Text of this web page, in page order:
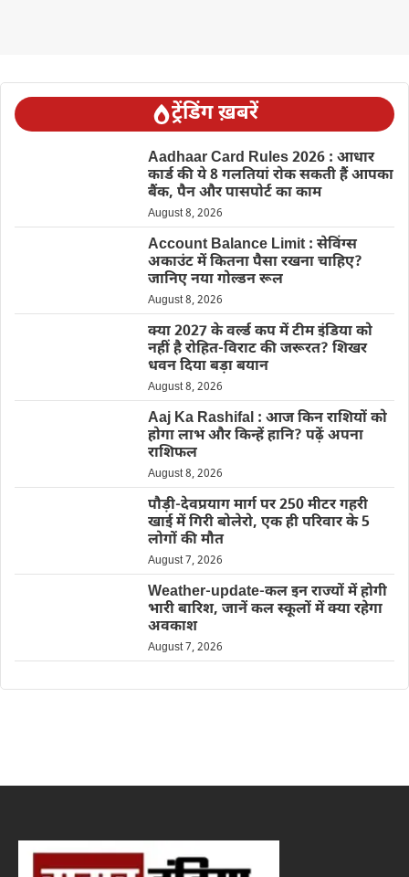
ट्रेंडिंग ख़बरें
Aadhaar Card Rules 2026 : आधार
कार्ड की ये 8 गलतियां रोक सकती हैं आपका
बैंक, पैन और पासपोर्ट का काम
August 8, 2026
Account Balance Limit : सेविंग्स
अकाउंट में कितना पैसा रखना चाहिए?
जानिए नया गोल्डन रूल
August 8, 2026
क्या 2027 के वर्ल्ड कप में टीम इंडिया को
नहीं है रोहित-विराट की जरूरत? शिखर
धवन दिया बड़ा बयान
August 8, 2026
Aaj Ka Rashifal : आज किन राशियों को
होगा लाभ और किन्हें हानि? पढ़ें अपना
राशिफल
August 8, 2026
पौड़ी-देवप्रयाग मार्ग पर 250 मीटर गहरी
खाई में गिरी बोलेरो, एक ही परिवार के 5
लोगों की मौत
August 7, 2026
Weather-update-कल इन राज्यों में होगी
भारी बारिश, जानें कल स्कूलों में क्या रहेगा
अवकाश
August 7, 2026